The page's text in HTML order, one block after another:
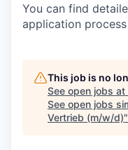
You can find
application process
This job is no
See open jobs at
See open jobs
Vertrieb (m/w/d)"